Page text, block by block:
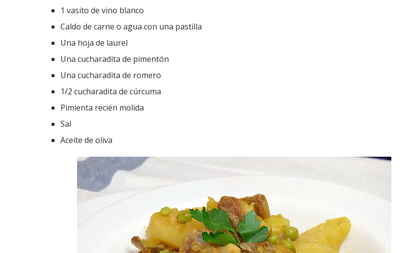
1 vasito de vino blanco
Caldo de carne o agua con una pastilla
Una hoja de laurel
Una cucharadita de pimentón
Una cucharadita de romero
1/2 cucharadita de cúrcuma
Pimienta recién molida
Sal
Aceite de oliva